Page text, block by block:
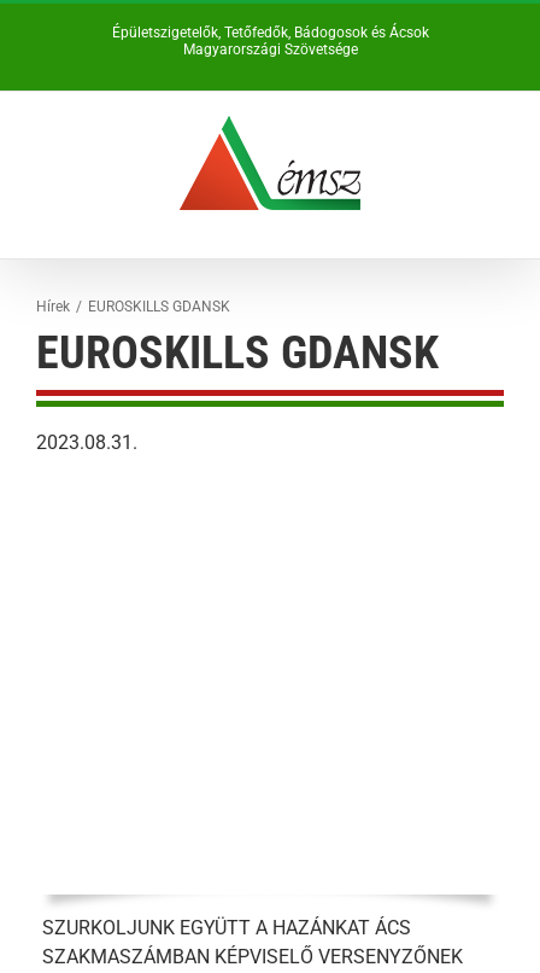
Épületszigetelők, Tetőfedők, Bádogosok és Ácsok
Magyarországi Szövetsége
Hírek EUROSKILLS GDANSK
EUROSKILLS GDANSK
2023.08.31.
SZURKOLJUNK EGYÜTT A HAZÁNKAT ÁCS
SZAKMASZÁMBAN KÉPVISELŐ VERSENYZŐNEK